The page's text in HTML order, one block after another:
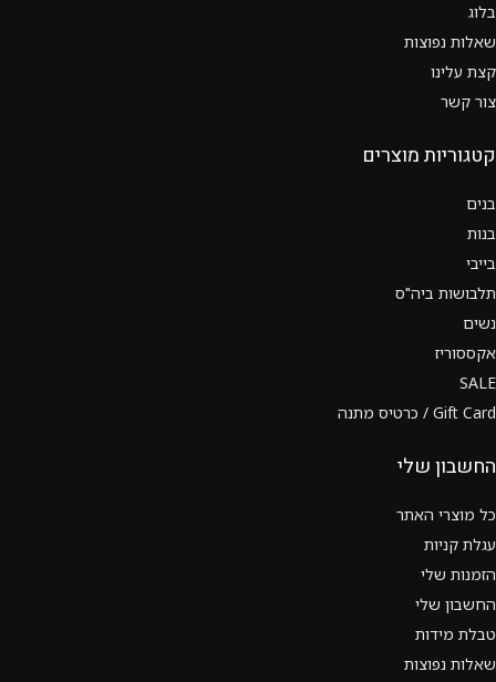
בלוג
שאלות נפוצות
קצת עלינו
צור קשר
קטגוריות מוצרים
בנים
בנות
בייבי
תלבושות ביה"ס
נשים
אקססוריז
SALE
Gift Card / כרטיס מתנה
החשבון שלי
כל מוצרי האתר
עגלת קניות
הזמנות שלי
החשבון שלי
טבלת מידות
שאלות נפוצות